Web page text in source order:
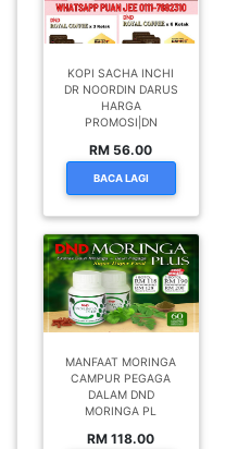
KOPI SACHA INCHI
DR NOORDIN DARUS
HARGA
PROMOSI|DN
RM 56.00
BACA LAGI
MANFAAT MORINGA
CAMPUR PEGAGA
DALAM DND
MORINGA PL
RM 118.00